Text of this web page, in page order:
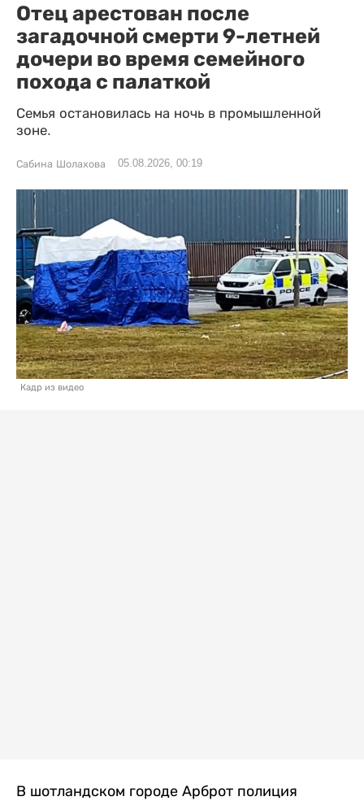
Отец арестован после
загадочной смерти 9-летней
дочери во время семейного
похода с палаткой
Семья остановилась на ночь в промышленной
зоне.
Сабина Шолахова 05.08.2026, 00:19
Кадр из видео
В шотландском городе Арброт полиция